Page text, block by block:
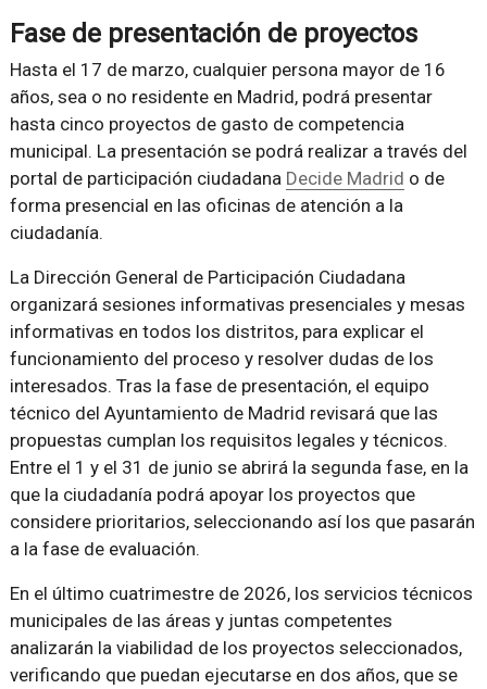
Fase de presentación de proyectos
Hasta el 17 de marzo, cualquier persona mayor de 16
años, sea o no residente en Madrid, podrá presentar
hasta cinco proyectos de gasto de competencia
municipal. La presentación se podrá realizar a través del
portal de participación ciudadana Decide Madrid o de
forma presencial en las oficinas de atención a la
ciudadanía.
La Dirección General de Participación Ciudadana
organizará sesiones informativas presenciales y mesas
informativas en todos los distritos, para explicar el
funcionamiento del proceso y resolver dudas de los
interesados. Tras la fase de presentación, el equipo
técnico del Ayuntamiento de Madrid revisará que las
propuestas cumplan los requisitos legales y técnicos.
Entre el 1 y el 31 de junio se abrirá la segunda fase, en la
que la ciudadanía podrá apoyar los proyectos que
considere prioritarios, seleccionando así los que pasarán
a la fase de evaluación.
En el último cuatrimestre de 2026, los servicios técnicos
municipales de las áreas y juntas competentes
analizarán la viabilidad de los proyectos seleccionados,
verificando que puedan ejecutarse en dos años, que se